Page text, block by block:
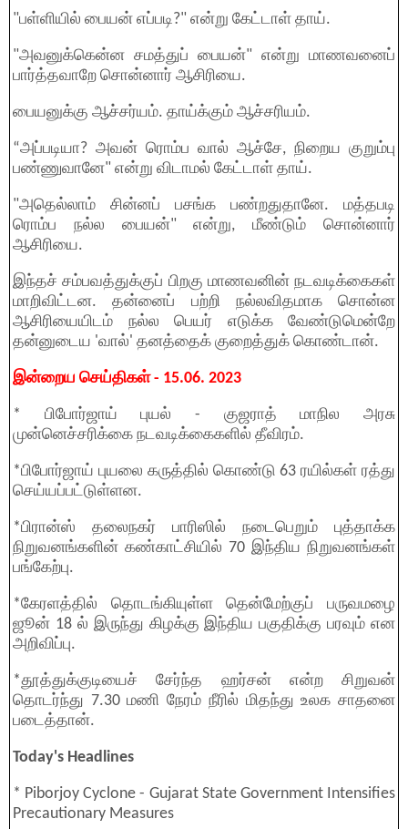
"பள்ளியில் பையன் எப்படி?" என்று கேட்டாள் தாய்.
"அவனுக்கென்ன சமத்துப் பையன்" என்று மாணவனைப்
பார்த்தவாறே சொன்னார் ஆசிரியை.
பையனுக்கு ஆச்சர்யம். தாய்க்கும் ஆச்சரியம்.
“அப்படியா? அவன் ரொம்ப வால் ஆச்சே, நிறைய குறும்பு
பண்ணுவானே" என்று விடாமல் கேட்டாள் தாய்.
"அதெல்லாம் சின்னப் பசங்க பண்றதுதானே. மத்தபடி
ரொம்ப நல்ல பையன்" என்று, மீண்டும் சொன்னார்
ஆசிரியை.
இந்தச் சம்பவத்துக்குப் பிறகு மாணவனின் நடவடிக்கைகள்
மாறிவிட்டன. தன்னைப் பற்றி நல்லவிதமாக சொன்ன
ஆசிரியையிடம் நல்ல பெயர் எடுக்க வேண்டுமென்றே
தன்னுடைய 'வால்' தனத்தைக் குறைத்துக் கொண்டான்.
இன்றைய செய்திகள் - 15.06. 2023
* பிபோர்ஜாய் புயல் - குஜராத் மாநில அரசு
முன்னெச்சரிக்கை நடவடிக்கைகளில் தீவிரம்.
*பிபோர்ஜாய் புயலை கருத்தில் கொண்டு 63 ரயில்கள் ரத்து
செய்யப்பட்டுள்ளன.
*பிரான்ஸ் தலைநகர் பாரிஸில் நடைபெறும் புத்தாக்க
நிறுவனங்களின் கண்காட்சியில் 70 இந்திய நிறுவனங்கள்
பங்கேற்பு.
*கேரளத்தில் தொடங்கியுள்ள தென்மேற்குப் பருவமழை
ஜூன் 18 ல் இருந்து கிழக்கு இந்திய பகுதிக்கு பரவும் என
அறிவிப்பு.
*தூத்துக்குடியைச் சேர்ந்த ஹர்சன் என்ற சிறுவன்
தொடர்ந்து 7.30 மணி நேரம் நீரில் மிதந்து உலக சாதனை
படைத்தான்.
Today's Headlines
* Piborjoy Cyclone - Gujarat State Government Intensifies
Precautionary Measures